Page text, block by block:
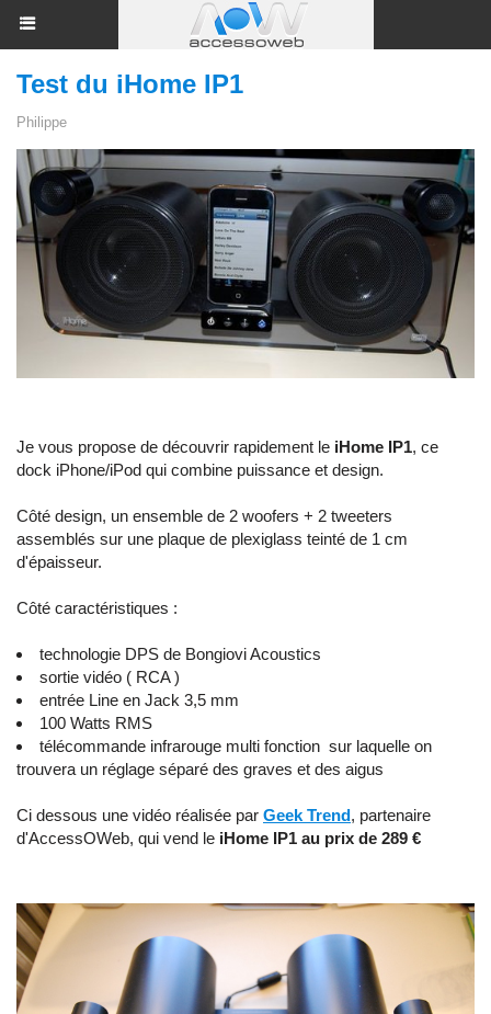
Test du iHome IP1
Philippe
Je vous propose de découvrir rapidement le iHome IP1, ce
dock iPhone/iPod qui combine puissance et design.
Côté design, un ensemble de 2 woofers + 2 tweeters
assemblés sur une plaque de plexiglass teinté de 1 cm
d'épaisseur.
Côté caractéristiques :
technologie DPS de Bongiovi Acoustics
sortie vidéo ( RCA )
entrée Line en Jack 3,5 mm
100 Watts RMS
télécommande infrarouge multi fonction sur laquelle on
trouvera un réglage séparé des graves et des aigus
Ci dessous une vidéo réalisée par Geek Trend, partenaire
d'AccessOWeb, qui vend le iHome IP1 au prix de 289 €